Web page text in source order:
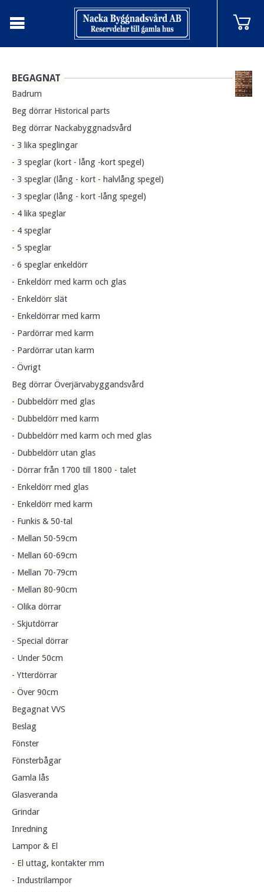
BEGAGNAT
Badrum
Beg dörrar Historical parts
Beg dörrar Nackabyggnadsvård
- 3 lika speglingar
- 3 speglar (kort - lång -kort spegel)
- 3 speglar (lång - kort - halvlång spegel)
- 3 speglar (lång - kort -lång spegel)
- 4 lika speglar
- 4 speglar
- 5 speglar
- 6 speglar enkeldörr
- Enkeldörr med karm och glas
- Enkeldörr slät
- Enkeldörrar med karm
- Pardörrar med karm
- Pardörrar utan karm
- Övrigt
Beg dörrar Överjärvabyggandsvård
- Dubbeldörr med glas
- Dubbeldörr med karm
- Dubbeldörr med karm och med glas
- Dubbeldörr utan glas
- Dörrar från 1700 till 1800 - talet
- Enkeldörr med glas
- Enkeldörr med karm
- Funkis & 50-tal
- Mellan 50-59cm
- Mellan 60-69cm
- Mellan 70-79cm
- Mellan 80-90cm
- Olika dörrar
- Skjutdörrar
- Special dörrar
- Under 50cm
- Ytterdörrar
- Över 90cm
Begagnat VVS
Beslag
Fönster
Fönsterbågar
Gamla lås
Glasveranda
Grindar
Inredning
Lampor & El
- El uttag, kontakter mm
- Industrilampor